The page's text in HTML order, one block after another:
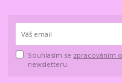
Souhlasím se zpracováním
newsletteru.